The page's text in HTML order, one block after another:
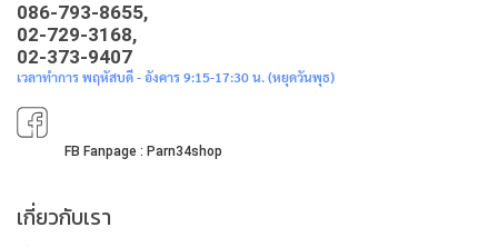
086-793-8655,
02-729-3168,
02-373-9407
เวลาทำการ พฤหัสบดี - อังคาร 9:15-17:30 น. (หยุดวันพุธ)
FB Fanpage : Parn34shop
เกี่ยวกับเรา